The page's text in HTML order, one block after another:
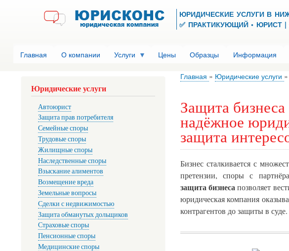
ЮРИДИЧЕСКИЕ УСЛУГИ В
✅ ПРАКТИКУЮЩИЙ • ЮРИСТ |
Главная О компании Услуги Цены Образцы Информация
Главная Юридические услуги
Защита
надёжное
защита
Бизнес сталкивается с
претензии, споры с
защита бизнесапозволяет
юридическая компания
контрагентов до защиты в
Юридические услуги
Автоюрист
Защита прав потребителя
Семейные споры
Трудовые споры
Жилищные споры
Наследственные споры
Взыскание алиментов
Возмещение вреда
Земельные вопросы
Сделки с недвижимостью
Защита обманутых дольщиков
Страховые споры
Пенсионные споры
Медицинские споры